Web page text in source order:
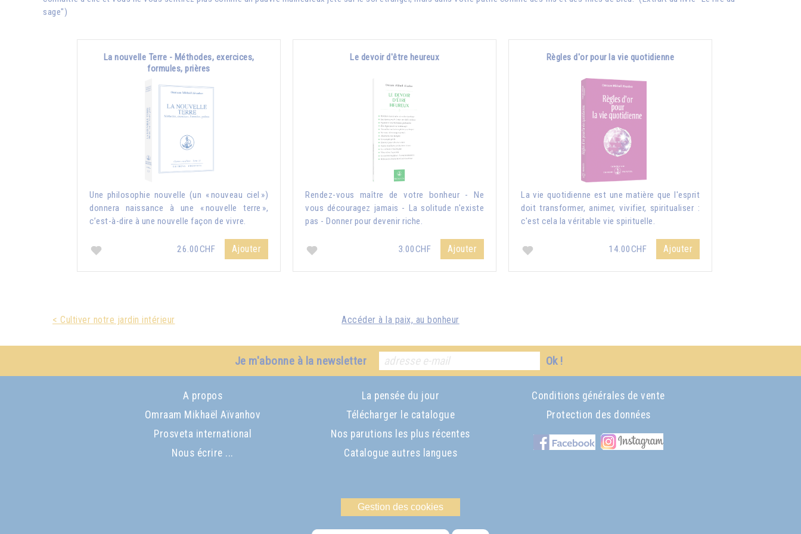
sage")
La nouvelle Terre - Méthodes, exercices,
formules, prières
Une philosophie nouvelle (un « nouveau ciel »)
donnera naissance à une « nouvelle terre »,
c’est-à-dire à une nouvelle façon de vivre.
26.00CHF Ajouter
Le devoir d'être heureux
Rendez-vous maître de votre bonheur - Ne
vous découragez jamais - La solitude n'existe
pas - Donner pour devenir riche.
3.00CHF Ajouter
Règles d'or pour la vie quotidienne
La vie quotidienne est une matière que l'esprit
doit transformer, animer, vivifier, spiritualiser :
c'est cela la véritable vie spirituelle.
14.00CHF Ajouter
< Cultiver notre jardin intérieur Accéder à la paix, au bonheur
Je m'abonne à la newsletter Ok !
A propos
Omraam Mikhaël Aïvanhov
Prosveta international
Nous écrire ...
La pensée du jour
Télécharger le catalogue
Nos parutions les plus récentes
Catalogue autres langues
Conditions générales de vente
Protection des données
Gestion des cookies